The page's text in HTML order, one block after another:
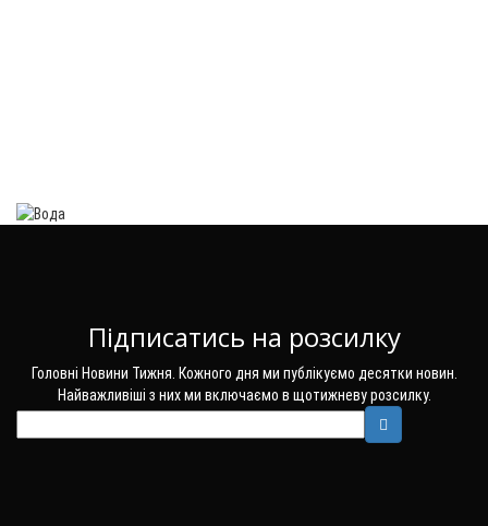
Підписатись на розсилку
Головні Новини Тижня. Кожного дня ми публікуємо десятки новин.
Найважливіші з них ми включаємо в щотижневу розсилку.